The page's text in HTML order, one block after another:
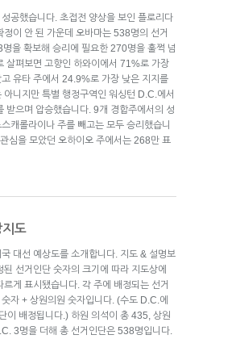
공했습니다. 초접전 양상을 보인 플로리다
정이 안 된 가운데 오바마는 538명의 선거
을 확보해 승리에 필요한 270명을 훌쩍 넘
살펴보면 고향인 하와이에서 71%로 가장
유타 주에서 24.9%로 가장 낮은 지지를
아니지만 특별 행정구역인 워싱턴 D.C.에서
받으며 압승했습니다. 9개 경합주에서의 성
캐롤라이나 주를 빼고는 모두 승리했습니
심을 모았던 오하이오 주에서는 268만 표
도
대선 예상도를 소개합니다. 지도 & 설명보
된 선거인단 숫자의 크기에 따라 지도상에
르게 표시됐습니다. 각 주에 배정되는 선거
자 + 상원의원 숫자입니다. (수도 D.C.에
이 배정됩니다.) 하원 의석이 총 435, 상원
3명을 더해 총 선거인단은 538명입니다.